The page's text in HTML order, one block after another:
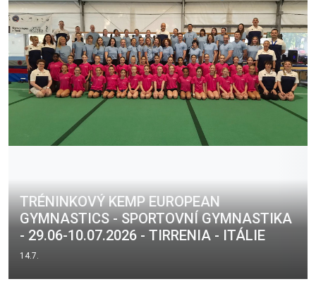
TRÉNINKOVÝ KEMP EUROPEAN
GYMNASTICS - SPORTOVNÍ GYMNASTIKA
- 29.06-10.07.2026 - TIRRENIA - ITÁLIE
14.7.